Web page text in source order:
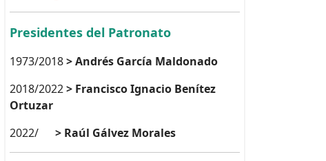
Presidentes del Patronato
1973/2018> Andrés García Maldonado
2018/2022> Francisco Ignacio Benítez
Ortuzar
2022/
> Raúl Gálvez Morales